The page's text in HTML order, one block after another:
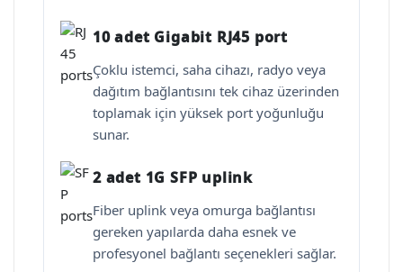
10 adet Gigabit RJ45 port
Çoklu istemci, saha cihazı, radyo veya
dağıtım bağlantısını tek cihaz üzerinden
toplamak için yüksek port yoğunluğu
sunar.
2 adet 1G SFP uplink
Fiber uplink veya omurga bağlantısı
gereken yapılarda daha esnek ve
profesyonel bağlantı seçenekleri sağlar.